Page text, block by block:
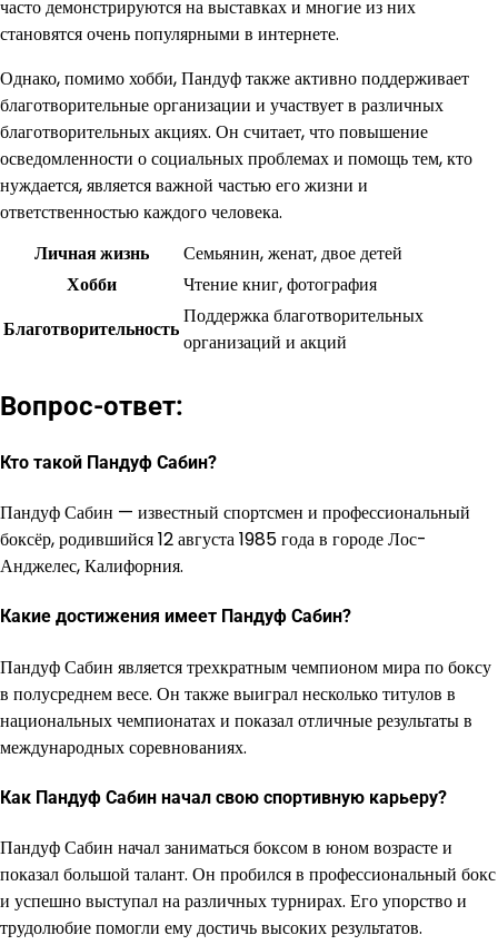
часто демонстрируются на выставках и многие из них
становятся очень популярными в интернете.
Однако, помимо хобби, Пандуф также активно поддерживает
благотворительные организации и участвует в различных
благотворительных акциях. Он считает, что повышение
осведомленности о социальных проблемах и помощь тем, кто
нуждается, является важной частью его жизни и
ответственностью каждого человека.
Личная жизнь
Семьянин, женат, двое детей
Хобби
Чтение книг, фотография
Благотворительность
Поддержка благотворительных
организаций и акций
Вопрос-ответ:
Кто такой Пандуф Сабин?
Пандуф Сабин — известный спортсмен и профессиональный
боксёр, родившийся 12 августа 1985 года в городе Лос-
Анджелес, Калифорния.
Какие достижения имеет Пандуф Сабин?
Пандуф Сабин является трехкратным чемпионом мира по боксу
в полусреднем весе. Он также выиграл несколько титулов в
национальных чемпионатах и показал отличные результаты в
международных соревнованиях.
Как Пандуф Сабин начал свою спортивную карьеру?
Пандуф Сабин начал заниматься боксом в юном возрасте и
показал большой талант. Он пробился в профессиональный бокс
и успешно выступал на различных турнирах. Его упорство и
трудолюбие помогли ему достичь высоких результатов.